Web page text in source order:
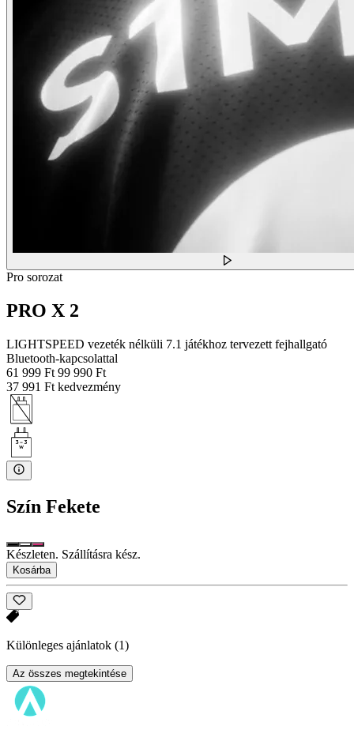
Pro sorozat
PRO X 2
LIGHTSPEED vezeték nélküli 7.1 játékhoz tervezett fejhallgató
Bluetooth-kapcsolattal
61 999 Ft 99 990 Ft
37 991 Ft kedvezmény
Szín Fekete
Készleten. Szállításra kész.
Kosárba
Különleges ajánlatok (1)
Az összes megtekintése